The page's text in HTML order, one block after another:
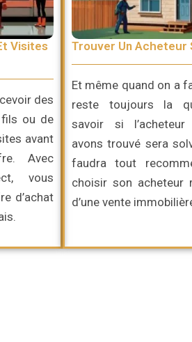
Visites
des
ou de
avant
Avec
vous
d’achat
Trouver Un Acheteur
Et même quand on a
reste toujours la
savoir si
avons trouvé sera
faudra tout
choisir son acheteur
d’une vente